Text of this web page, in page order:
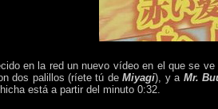
en la red un nuevo vídeo en el que se
dos palillos (ríete tú deMiyagi), y a Mr.
está a partir del minuto 0:32.